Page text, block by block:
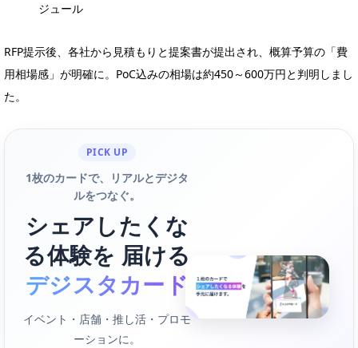
ジュール
RFP提示後、各社から見積もりと提案書が提出され、概算予算の「費
用相場感」が明確に。PoC込みの相場は約450～600万円と判明しまし
た。
PICK UP
1枚のカードで、リアルとデジタ
ルをつなぐ。
シェアしたくな
る体験を 届ける
デジスタカード
イベント・店舗・推し活・プロモ
ーションに。